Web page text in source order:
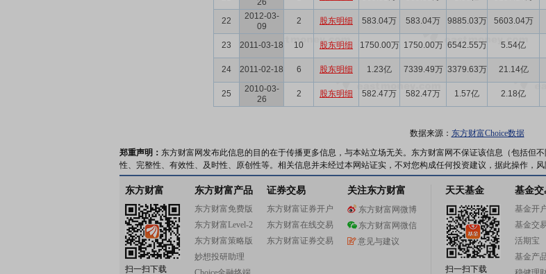
26
22
2012-03-
09
2 股东明细 583.04万 583.04万 9885.03万 5603.04万
23 2011-03-18 10 股东明细 1750.00万 1750.00万 6542.55万 5.54亿
24 2011-02-18 6 股东明细 1.23亿 7339.49万 3379.63万 21.14亿
25
2010-03-
26
2 股东明细 582.47万 582.47万 1.57亿 2.18亿
数据来源： 东方财富Choice数据
郑重声明： 东方财富网发布此信息的目的在于传播更多信息，与本站立场无关。东方财富网不保证该信息（包括但
性、完整性、有效性、及时性、原创性等。相关信息并未经过本网站证实，不对您构成任何投资建议，据此操作，风
东方财富
扫一扫下载
东方财富产品
东方财富免费版
东方财富Level-2
东方财富策略版
妙想投研助理
证券交易
东方财富证券开户
东方财富在线交易
东方财富证券交易
关注东方财富
东方财富网微博
东方财富网微信
意见与建议
天天基金
扫一扫下载
基金交
基金开
基金交
活期宝
基金产